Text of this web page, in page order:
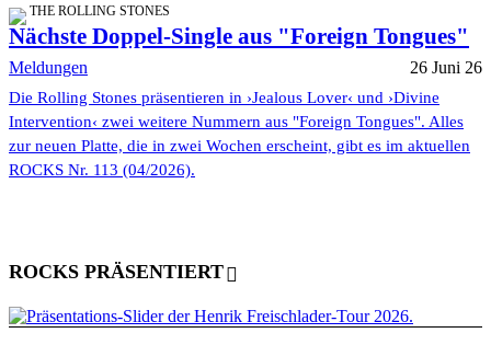
THE ROLLING STONES
Nächste Doppel-Single aus "Foreign Tongues"
Meldungen 26 Juni 26
Die Rolling Stones präsentieren in ›Jealous Lover‹ und ›Divine
Intervention‹ zwei weitere Nummern aus "Foreign Tongues". Alles
zur neuen Platte, die in zwei Wochen erscheint, gibt es im aktuellen
ROCKS Nr. 113 (04/2026).
ROCKS PRÄSENTIERT